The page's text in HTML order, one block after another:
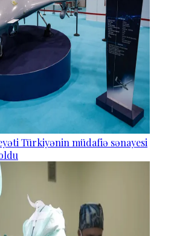
Türkiyənin müdafiə sənayesi